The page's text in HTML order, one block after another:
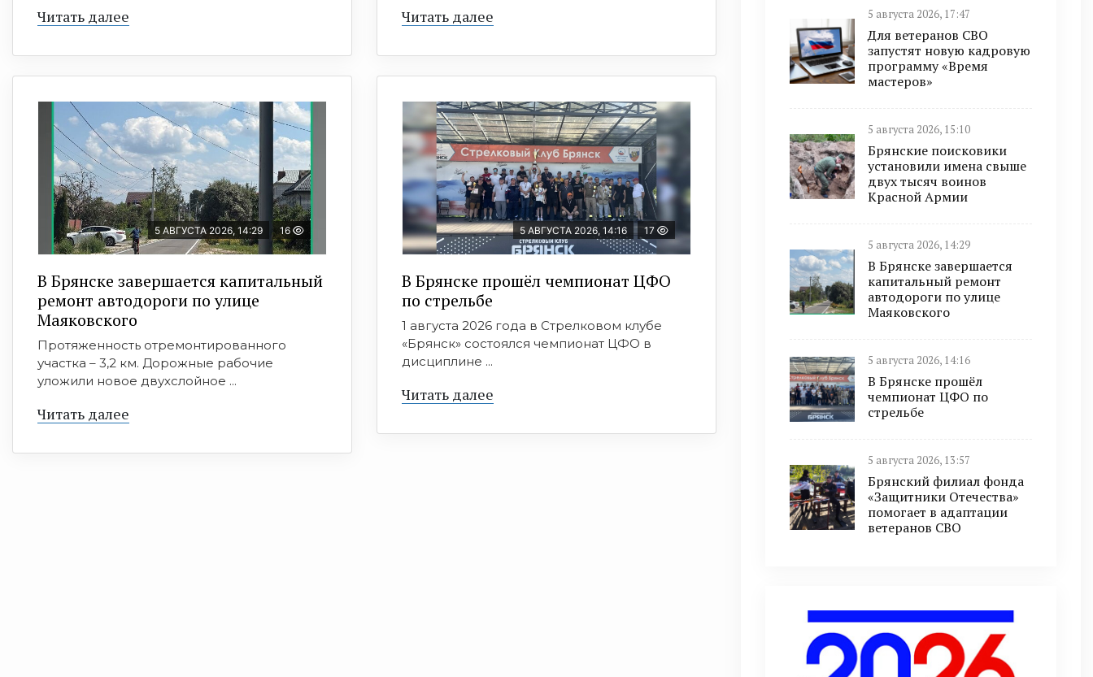
Читать далее Читать далее
5 АВГУСТА 2026, 14:29 16
В Брянске завершается капитальный
ремонт автодороги по улице
Маяковского
Протяженность отремонтированного
участка – 3,2 км. Дорожные рабочие
уложили новое двухслойное ...
Читать далее
5 АВГУСТА 2026, 14:16 17
В Брянске прошёл чемпионат ЦФО
по стрельбе
1 августа 2026 года в Стрелковом клубе
«Брянск» состоялся чемпионат ЦФО в
дисциплине ...
Читать далее
5 августа 2026, 17:47
Для ветеранов СВО
запустят новую кадровую
программу «Время
мастеров»
5 августа 2026, 15:10
Брянские поисковики
установили имена свыше
двух тысяч воинов
Красной Армии
5 августа 2026, 14:29
В Брянске завершается
капитальный ремонт
автодороги по улице
Маяковского
5 августа 2026, 14:16
В Брянске прошёл
чемпионат ЦФО по
стрельбе
5 августа 2026, 13:57
Брянский филиал фонда
«Защитники Отечества»
помогает в адаптации
ветеранов СВО